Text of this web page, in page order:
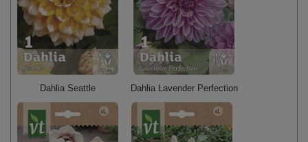
Dahlia Seattle Dahlia Lavender Perfection